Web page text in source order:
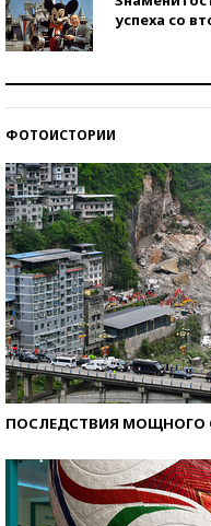
успеха со
ФОТОИСТОРИИ
ПОСЛЕДСТВИЯ МОЩНОГО